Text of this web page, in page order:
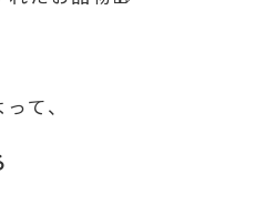
て、